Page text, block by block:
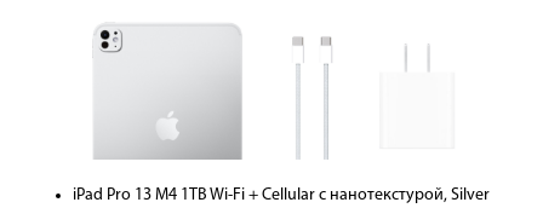
iPad Pro 13 M4 1TB Wi-Fi + Cellular с нанотекстурой, Silver